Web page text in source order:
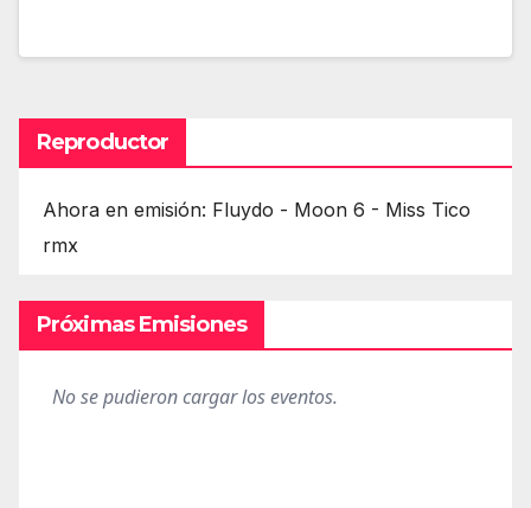
Reproductor
Ahora en emisión: Fluydo - Moon 6 - Miss Tico
rmx
Próximas Emisiones